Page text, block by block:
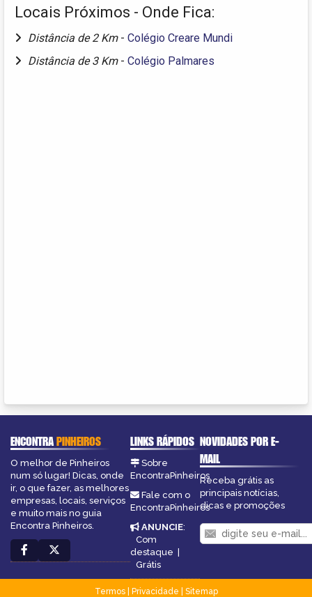
Locais Próximos - Onde Fica:
Distância de 2 Km - Colégio Creare Mundi
Distância de 3 Km - Colégio Palmares
ENCONTRAPINHEIROS
O melhor de Pinheiros
num só lugar! Dicas, onde
ir, o que fazer, as melhores
empresas, locais, serviços
e muito mais no guia
Encontra Pinheiros.
LINKS RÁPIDOS
Sobre
EncontraPinheiros
Fale com o
EncontraPinheiros
ANUNCIE:
Com
destaque |
Grátis
NOVIDADES POR E-
MAIL
Receba grátis as
principais notícias,
dicas e promoções
Termos| Privacidade
Sitemap